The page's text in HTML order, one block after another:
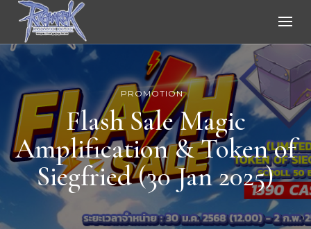
Ragnarok Online
PROMOTION
Flash Sale Magic
Amplification & Token of
Siegfried (30 Jan 2025)